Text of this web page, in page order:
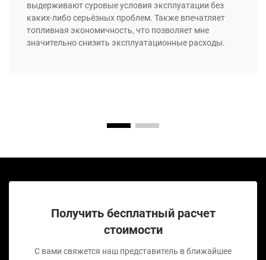
выдерживают суровые условия эксплуатации без
каких-либо серьёзных проблем. Также впечатляет
топливная экономичность, что позволяет мне
значительно снизить эксплуатационные расходы.
Получить бесплатный расчет
стоимости
С вами свяжется наш представитель в ближайшее